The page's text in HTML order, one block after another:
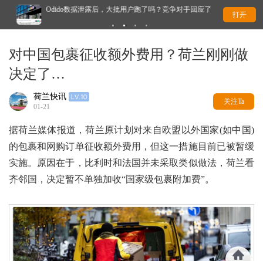
Odido数据泄露后，大批用户跑了吗？竞争对手回应了 为
打开
对中国包裹征收额外费用？荷兰刚刚做
决定了…
荷兰快讯
01-21
关注Ta
据荷兰媒体报道，荷兰原计划对来自欧盟以外国家(如中国)
的包裹和网购订单征收额外费用，但这一措施目前已被暂缓
实施。原因在于，比利时和法国并未采取类似做法，荷兰看
齐邻国，决定暂不单独加收“国家级包裹附加费”。